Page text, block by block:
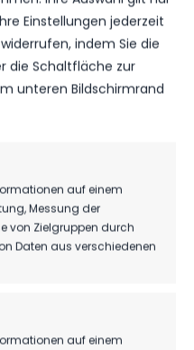
Einstellungen jederzeit
indem Sie die
die Schaltfläche zur
unteren Bildschirmrand
auf einem
Messung der
von Zielgruppen durch
Daten aus verschiedenen
auf einem
ERGEBNIS